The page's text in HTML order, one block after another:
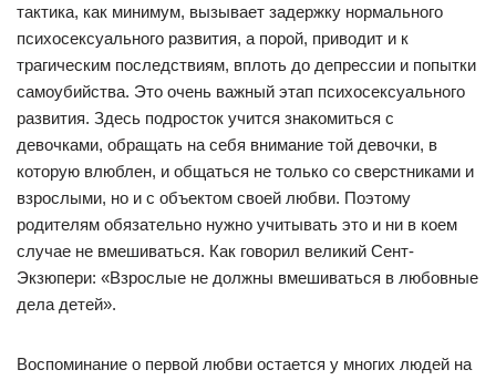
тактика, как минимум, вызывает задержку нормального
психосексуального развития, а порой, приводит и к
трагическим последствиям, вплоть до депрессии и попытки
самоубийства. Это очень важный этап психосексуального
развития. Здесь подросток учится знакомиться с
девочками, обращать на себя внимание той девочки, в
которую влюблен, и общаться не только со сверстниками и
взрослыми, но и с объектом своей любви. Поэтому
родителям обязательно нужно учитывать это и ни в коем
случае не вмешиваться. Как говорил великий Сент-
Экзюпери: «Взрослые не должны вмешиваться в любовные
дела детей».
Воспоминание о первой любви остается у многих людей на